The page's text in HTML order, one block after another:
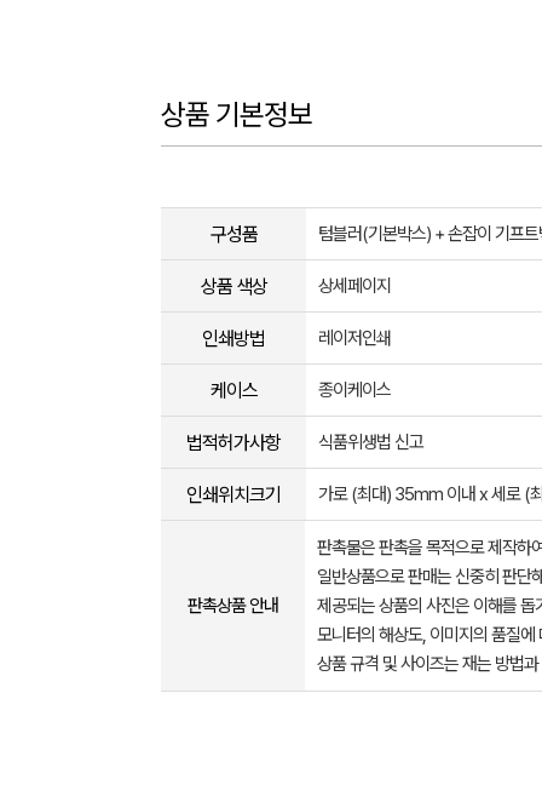
상품 기본정보
구성품 텀블러(기본박스) + 손잡이 기프
상품 색상 상세페이지
인쇄방법 레이저인쇄
케이스 종이케이스
법적허가사항 식품위생법 신고
인쇄위치크기 가로 (최대) 35mm 이내 x 세로 (
판촉상품 안내
판촉물은 판촉을 목적으로 제작하
일반상품으로 판매는 신중히 판단
제공되는 상품의 사진은 이해를
모니터의 해상도, 이미지의 품질
상품 규격 및 사이즈는 재는 방법